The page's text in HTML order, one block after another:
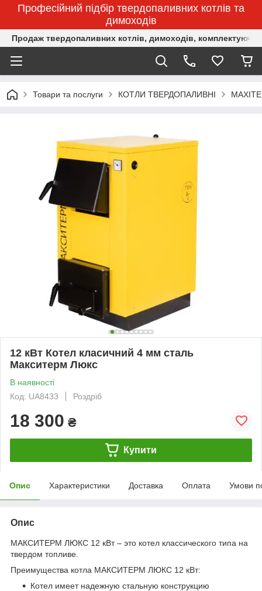
Професійний підбір твердопаливних котлів та
димоходів
Продаж твердопаливних котлів, димоходів,
Товари та послуги КОТЛИ ТВЕРДОПАЛИВНІ
12 кВт Котел класичний 4 мм сталь
Макситерм Люкс
В наявності
Код: UA8433
Роздріб
18 300 ₴
Купити
Опис Характеристики Доставка Оплата Умови
Опис
МАКСИТЕРМ ЛЮКС 12 кВт – это котел классического типа на
твердом топливе.
Преимущества котла МАКСИТЕРМ ЛЮКС 12 кВт:
Котел имеет надежную стальную конструкцию